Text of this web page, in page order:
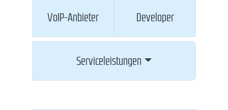
VoIP-Anbieter Developer
Serviceleistungen